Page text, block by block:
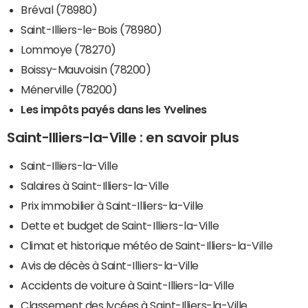
Bréval (78980)
Saint-Illiers-le-Bois (78980)
Lommoye (78270)
Boissy-Mauvoisin (78200)
Ménerville (78200)
Les impôts payés dans les Yvelines
Saint-Illiers-la-Ville : en savoir plus
Saint-Illiers-la-Ville
Salaires à Saint-Illiers-la-Ville
Prix immobilier à Saint-Illiers-la-Ville
Dette et budget de Saint-Illiers-la-Ville
Climat et historique météo de Saint-Illiers-la-Ville
Avis de décès à Saint-Illiers-la-Ville
Accidents de voiture à Saint-Illiers-la-Ville
Classement des lycées à Saint-Illiers-la-Ville